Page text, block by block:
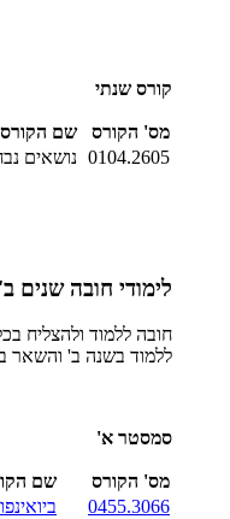
קורס שנתי
מס' הקורס שם הקורס
0104.2605 נושאים
לימודי חובה שנים
ללמוד בשנה ב' והשאר
סמסטר א'
מס' הקורס שם
0455.3066